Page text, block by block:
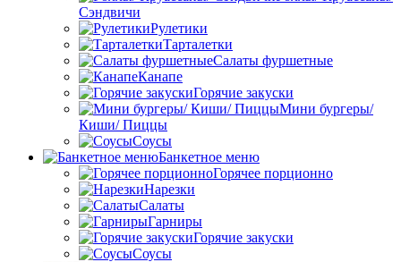
Сэндвичи
Рулетики
Тарталетки
Салаты фуршетные
Канапе
Горячие закуски
Мини бургеры/
Киши/ Пиццы
Соусы
Банкетное меню
Горячее порционно
Нарезки
Салаты
Гарниры
Горячие закуски
Соусы